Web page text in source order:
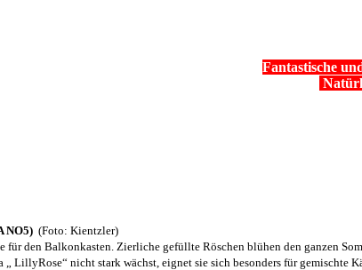
Fantastische
NO5) (Foto: Kientzler)
für den Balkonkasten. Zierliche gefüllte Röschen blühen den ganzen
LillyRose“ nicht stark wächst, eignet sie sich besonders für gemischte